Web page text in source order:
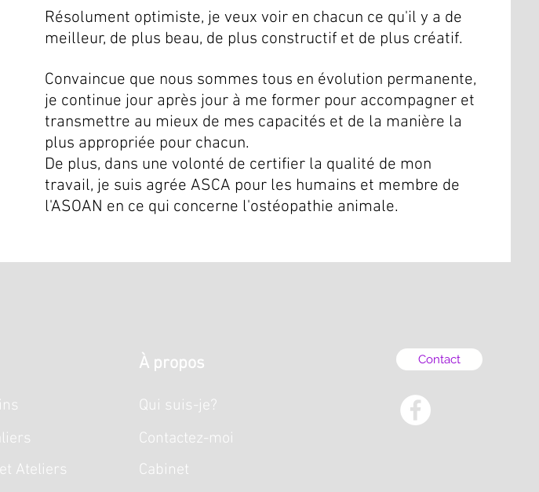
Résolument optimiste, je veux voir en chacun ce qu'il y a de
meilleur, de plus beau, de plus constructif et de plus créatif.
Convaincue que nous sommes tous en évolution permanente,
je continue jour après jour à me former pour accompagner et
transmettre au mieux de mes capacités et de la manière la
plus appropriée pour chacun.
De plus, dans une volonté de certifier la qualité de mon
travail, je suis agrée ASCA pour les humains et membre de
l'ASOAN en ce qui concerne l'ostéopathie animale.
Ateliers
À propos
Qui suis-je?
Contactez-moi
Cabinet
Contact